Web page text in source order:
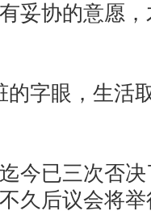
妥协的意愿
字眼，生活
已三次否决
久后议会将